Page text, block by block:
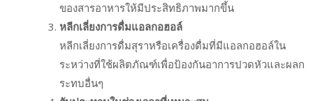
ของสารอาหารให้มีประสิทธิภาพมากขึ้น
หลีกเลี่ยงการดื่มแอลกอฮอล์
หลีกเลี่ยงการดื่มสุราหรือเครื่องดื่มที่มีแอลกอฮอล์ใน
ระหว่างที่ใช้ผลิตภัณฑ์เพื่อป้องกันอาการปวดหัวและผลก
ระทบอื่นๆ